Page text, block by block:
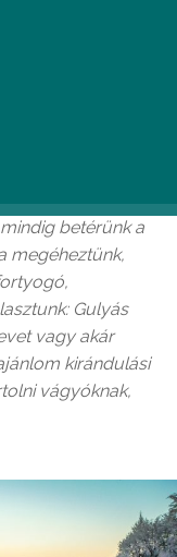
újra gyerekké. A
betérünk a
megéheztünk,
Gulyás
vagy akár
kirándulási
vágyóknak,